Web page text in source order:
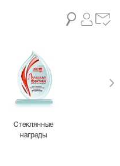
Стеклянные
награды